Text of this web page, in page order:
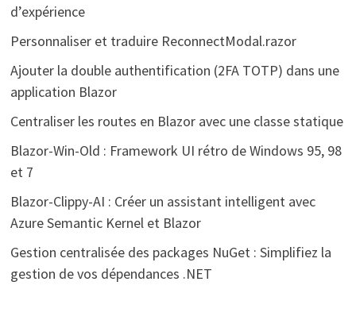
d’expérience
Personnaliser et traduire ReconnectModal.razor
Ajouter la double authentification (2FA TOTP) dans une
application Blazor
Centraliser les routes en Blazor avec une classe statique
Blazor-Win-Old : Framework UI rétro de Windows 95, 98
et 7
Blazor-Clippy-AI : Créer un assistant intelligent avec
Azure Semantic Kernel et Blazor
Gestion centralisée des packages NuGet : Simplifiez la
gestion de vos dépendances .NET